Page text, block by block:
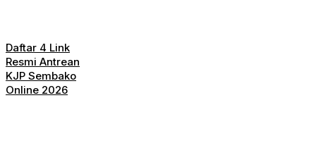
Daftar 4 Link
Resmi Antrean
KJP Sembako
Online 2026